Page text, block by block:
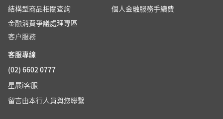
結構型商品相關查詢
個人金融服務手續費
金融消費爭議處理專區
客户服務
客服專線
(02) 6602 0777
星展i客服
留言由本行人員與您聯繫